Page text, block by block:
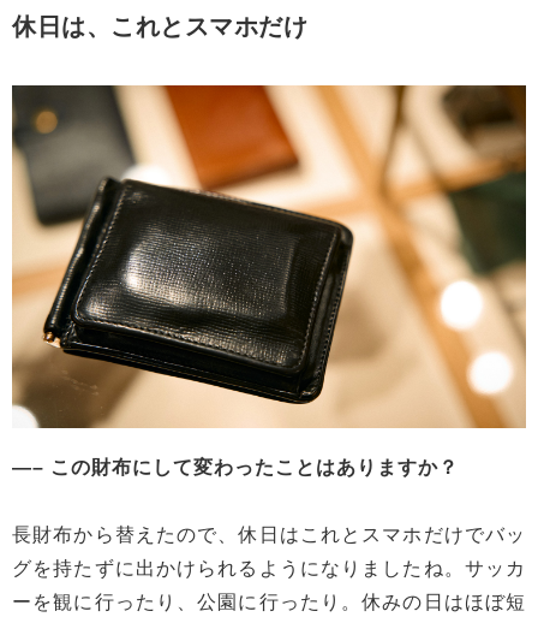
休日は、これとスマホだけ
—– この財布にして変わったことはありますか？
長財布から替えたので、休日はこれとスマホだけでバッ
グを持たずに出かけられるようになりましたね。サッカ
ーを観に行ったり、公園に行ったり。休みの日はほぼ短